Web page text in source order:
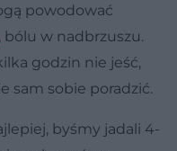
powodować
, bólu w nadbrzuszu.
godzin nie jeść,
sam sobie poradzić.
byśmy jadali 4-